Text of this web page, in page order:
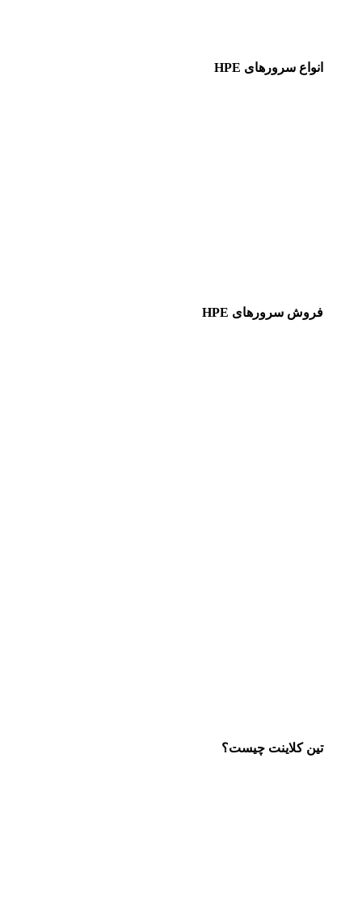
انواع سرورهای HPE
فروش سرورهای HPE
تین کلاینت چیست؟